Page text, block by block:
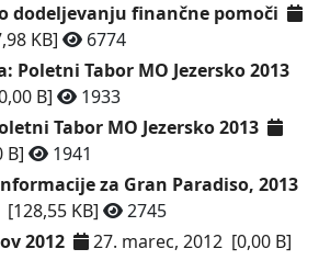
dodeljevanju finančne pomoči
KB]
6774
Poletni Tabor MO Jezersko 2013
B]
1933
Tabor MO Jezersko 2013
B]
1941
za Gran Paradiso, 2013
[128,55 KB]
2745
2012 27. marec, 2012 [0,00 B]